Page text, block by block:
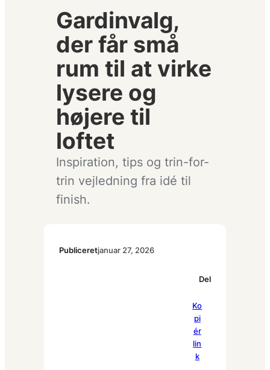
Gardinvalg,
der får små
rum til at virke
lysere og
højere til
loftet
Inspiration, tips og trin-for-
trin vejledning fra idé til
finish.
Publiceretjanuar 27, 2026
Del
Ko
pi
ér
lin
k